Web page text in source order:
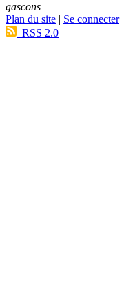
gascons
Plan du site | Se connecter|
RSS 2.0